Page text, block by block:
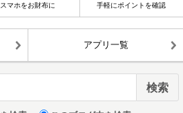
スマホをお財布に 手軽にポイントを確認
アプリ一覧